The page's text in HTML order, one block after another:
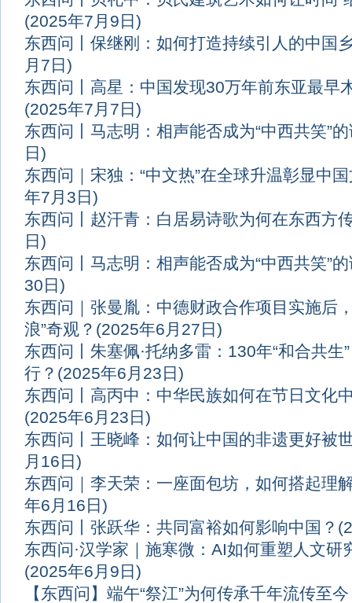
(2025年7月9日)
东西问丨保继刚：如何打造持续引人的中国
月7日)
东西问丨高星：中国发现30万年前东亚最早
(2025年7月7日)
东西问丨马志明：相声能否成为“中西共笑”
日)
东西问｜宋独：“中文热”在全球升温彰显中
年7月3日)
东西问丨赵汗青：白居易诗歌为何在东西方
日)
东西问丨马志明：相声能否成为“中西共笑”
30日)
东西问｜张曼胤：中德财政合作项目实施后
浪”奇观？ (2025年6月27日)
东西问丨朱塞佩·托纳多雷：130年“和合共生
行？ (2025年6月23日)
东西问丨高丙中：中华民族如何在节日文化
(2025年6月23日)
东西问丨王晓峰：如何让中国的非遗更好被
月16日)
东西问｜李天荣：一座面包坊，如何搭起理
年6月16日)
东西问丨张跃华：共同富裕如何影响中国？
东西问·汉学家｜施寒微：AI如何重塑人文研
(2025年6月9日)
【东西问】端午“祭江”为何传承千年流传至